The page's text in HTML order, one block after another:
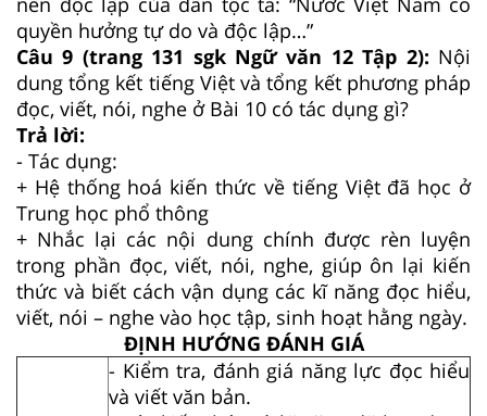
quyền hưởng tự do và độc lập…”
Câu 9 (trang 131 sgk Ngữ văn 12 Tập 2): Nội
dung tổng kết tiếng Việt và tổng kết phương pháp
đọc, viết, nói, nghe ở Bài 10 có tác dụng gì?
Trả lời:
- Tác dụng:
+ Hệ thống hoá kiến thức về tiếng Việt đã học ở
Trung học phổ thông
+ Nhắc lại các nội dung chính được rèn luyện
trong phần đọc, viết, nói, nghe, giúp ôn lại kiến
thức và biết cách vận dụng các kĩ năng đọc hiểu,
viết, nói – nghe vào học tập, sinh hoạt hằng ngày.
ĐỊNH HƯỚNG ĐÁNH GIÁ
- Kiểm tra, đánh giá năng lực đọc hiểu
và viết văn bản.